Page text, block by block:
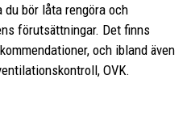
du bör låta rengöra och
förutsättningar. Det finns
och ibland även
OVK.